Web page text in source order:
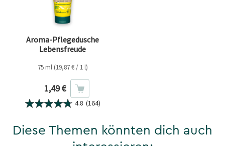
Aroma-Pflegedusche
Lebensfreude
75 ml (19,87 € / 1 l)
Aktueller Preis
1,49 €
4.8 (164)
Diese Themen könnten dich auch